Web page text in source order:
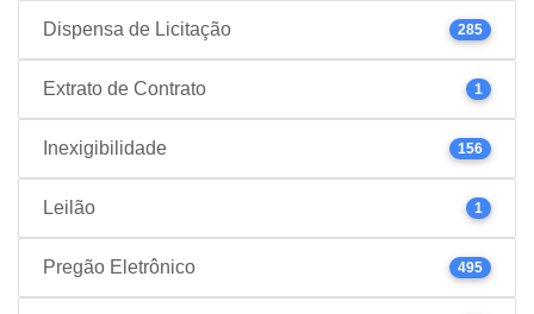
Dispensa de Licitação 285
Extrato de Contrato 1
Inexigibilidade 156
Leilão 1
Pregão Eletrônico 495